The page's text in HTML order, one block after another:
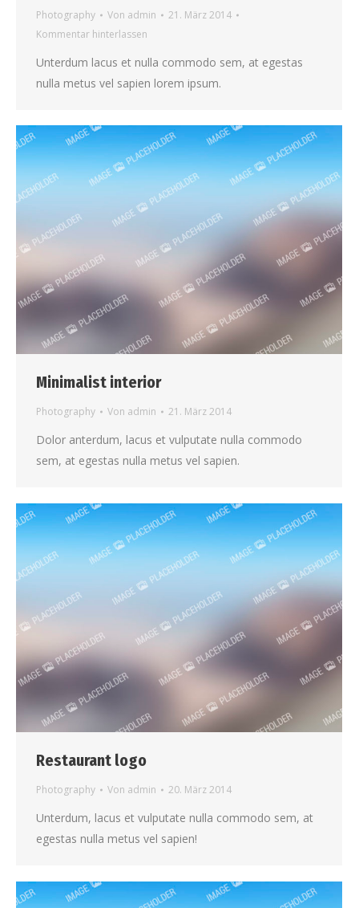
Photography Von admin
21. März 2014
Kommentar hinterlassen
Unterdum lacus et nulla commodo sem, at egestas
nulla metus vel sapien lorem ipsum.
Minimalist interior
Photography Von admin 21. März 2014
Dolor anterdum, lacus et vulputate nulla commodo
sem, at egestas nulla metus vel sapien.
Restaurant logo
Photography Von admin 20. März 2014
Unterdum, lacus et vulputate nulla commodo sem, at
egestas nulla metus vel sapien!